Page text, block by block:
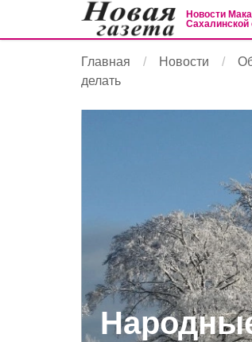
Новости
Сахалинской
Главная Новости
делать